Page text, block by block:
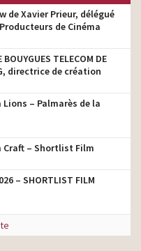
de Xavier Prieur, délégué
de Cinéma
BOUYGUES TELECOM DE
directrice de création
Lions – Palmarès de la
Craft – Shortlist Film
– SHORTLIST FILM